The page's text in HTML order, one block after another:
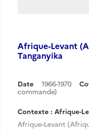
Afrique-Levant
Tanganyika
Date 1966-1970
commande)
Contexte : Afrique-
Afrique-Levant